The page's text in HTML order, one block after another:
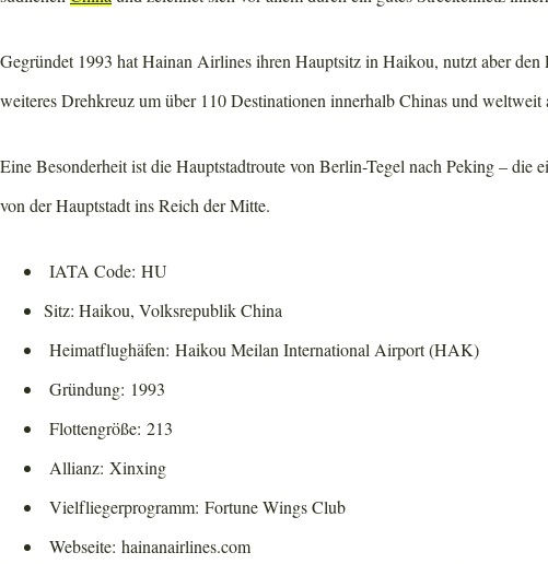
Gegründet 1993 hat Hainan Airlines ihren Hauptsitz in Haikou, nutzt aber den
weiteres Drehkreuz um über 110 Destinationen innerhalb Chinas und weltweit
Eine Besonderheit ist die Hauptstadtroute von Berlin-Tegel nach Peking – die
von der Hauptstadt ins Reich der Mitte.
IATA Code: HU
Sitz: Haikou, Volksrepublik China
Heimatflughäfen: Haikou Meilan International Airport (HAK)
Gründung: 1993
Flottengröße: 213
Allianz: Xinxing
Vielfliegerprogramm: Fortune Wings Club
Webseite: hainanairlines.com